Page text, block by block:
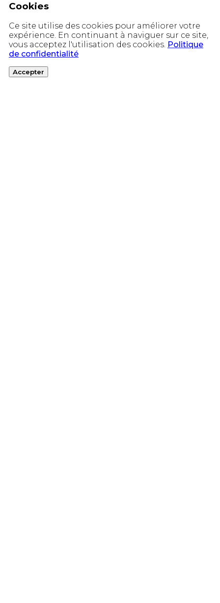
Cookies
Ce site utilise des cookies pour améliorer votre
expérience. En continuant à naviguer sur ce site,
vous acceptez l'utilisation des cookies. Politique
de confidentialité
Accepter